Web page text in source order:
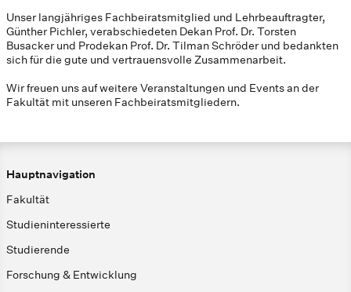
Unser langjähriges Fachbeiratsmitglied und Lehrbeauftragter,
Günther Pichler, verabschiedeten Dekan Prof. Dr. Torsten
Busacker und Prodekan Prof. Dr. Tilman Schröder und bedankten
sich für die gute und vertrauensvolle Zusammenarbeit.
Wir freuen uns auf weitere Veranstaltungen und Events an der
Fakultät mit unseren Fachbeiratsmitgliedern.
Hauptnavigation
Fakultät
Studieninteressierte
Studierende
Forschung & Entwicklung